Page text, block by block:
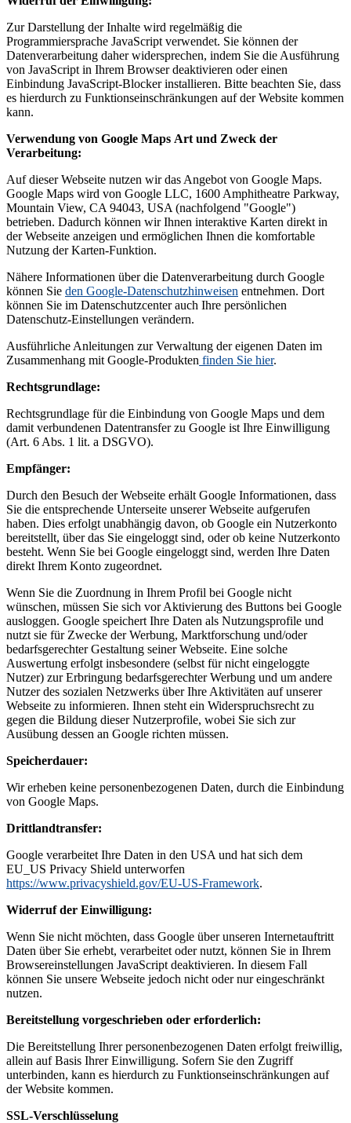
Zur Darstellung der Inhalte wird regelmäßig die
Programmiersprache JavaScript verwendet. Sie können der
Datenverarbeitung daher widersprechen, indem Sie die Ausführung
von JavaScript in Ihrem Browser deaktivieren oder einen
Einbindung JavaScript-Blocker installieren. Bitte beachten Sie, dass
es hierdurch zu Funktionseinschränkungen auf der Website kommen
kann.
Verwendung von Google Maps Art und Zweck der
Verarbeitung:
Auf dieser Webseite nutzen wir das Angebot von Google Maps.
Google Maps wird von Google LLC, 1600 Amphitheatre Parkway,
Mountain View, CA 94043, USA (nachfolgend "Google")
betrieben. Dadurch können wir Ihnen interaktive Karten direkt in
der Webseite anzeigen und ermöglichen Ihnen die komfortable
Nutzung der Karten-Funktion.
Nähere Informationen über die Datenverarbeitung durch Google
können Sie den Google-Datenschutzhinweisen entnehmen. Dort
können Sie im Datenschutzcenter auch Ihre persönlichen
Datenschutz-Einstellungen verändern.
Ausführliche Anleitungen zur Verwaltung der eigenen Daten im
Zusammenhang mit Google-Produkten finden Sie hier.
Rechtsgrundlage:
Rechtsgrundlage für die Einbindung von Google Maps und dem
damit verbundenen Datentransfer zu Google ist Ihre Einwilligung
(Art. 6 Abs. 1 lit. a DSGVO).
Empfänger:
Durch den Besuch der Webseite erhält Google Informationen, dass
Sie die entsprechende Unterseite unserer Webseite aufgerufen
haben. Dies erfolgt unabhängig davon, ob Google ein Nutzerkonto
bereitstellt, über das Sie eingeloggt sind, oder ob keine Nutzerkonto
besteht. Wenn Sie bei Google eingeloggt sind, werden Ihre Daten
direkt Ihrem Konto zugeordnet.
Wenn Sie die Zuordnung in Ihrem Profil bei Google nicht
wünschen, müssen Sie sich vor Aktivierung des Buttons bei Google
ausloggen. Google speichert Ihre Daten als Nutzungsprofile und
nutzt sie für Zwecke der Werbung, Marktforschung und/oder
bedarfsgerechter Gestaltung seiner Webseite. Eine solche
Auswertung erfolgt insbesondere (selbst für nicht eingeloggte
Nutzer) zur Erbringung bedarfsgerechter Werbung und um andere
Nutzer des sozialen Netzwerks über Ihre Aktivitäten auf unserer
Webseite zu informieren. Ihnen steht ein Widerspruchsrecht zu
gegen die Bildung dieser Nutzerprofile, wobei Sie sich zur
Ausübung dessen an Google richten müssen.
Speicherdauer:
Wir erheben keine personenbezogenen Daten, durch die Einbindung
von Google Maps.
Drittlandtransfer:
Google verarbeitet Ihre Daten in den USA und hat sich dem
EU_US Privacy Shield unterworfen
https://www.privacyshield.gov/EU-US-Framework.
Widerruf der Einwilligung:
Wenn Sie nicht möchten, dass Google über unseren Internetauftritt
Daten über Sie erhebt, verarbeitet oder nutzt, können Sie in Ihrem
Browsereinstellungen JavaScript deaktivieren. In diesem Fall
können Sie unsere Webseite jedoch nicht oder nur eingeschränkt
nutzen.
Bereitstellung vorgeschrieben oder erforderlich:
Die Bereitstellung Ihrer personenbezogenen Daten erfolgt freiwillig,
allein auf Basis Ihrer Einwilligung. Sofern Sie den Zugriff
unterbinden, kann es hierdurch zu Funktionseinschränkungen auf
der Website kommen.
SSL-Verschlüsselung